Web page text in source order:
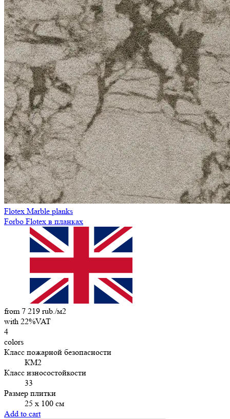
Flotex Marble planks
Forbo Flotex в планках
from 7 219 rub./м2
with 22%VAT
4
colors
Класс пожарной безопасности
КМ2
Класс износостойкости
33
Размер плитки
25 х 100 см
Add to cart